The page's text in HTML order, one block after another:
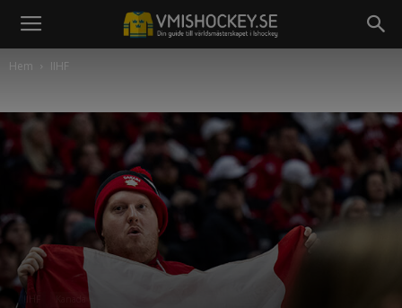
Hem IIHF
IIHF